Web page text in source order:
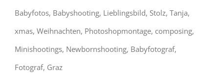
Babyfotos, Babyshooting, Lieblingsbild, Stolz, Tanja,
xmas, Weihnachten, Photoshopmontage, composing,
Minishootings, Newbornshooting, Babyfotograf,
Fotograf, Graz